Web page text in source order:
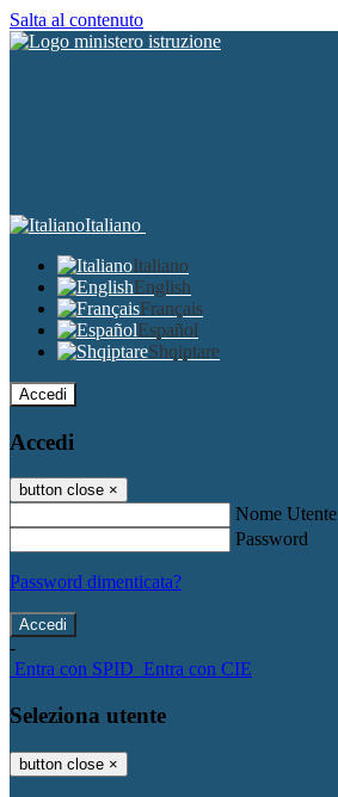
Salta al contenuto
Italiano
Italiano
English
Français
Español
Shqiptare
Accedi
Accedi
button close ×
Nome Utente
Password
Password dimenticata?
-
Entra con SPID Entra con CIE
Seleziona utente
button close ×